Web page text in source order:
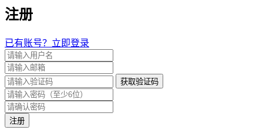
注册
已有账号？立即登录
获取验证码
注册